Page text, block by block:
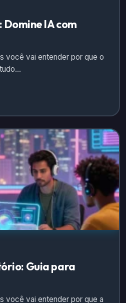
IA com
você vai entender por que o
Guia para
você vai entender por que a